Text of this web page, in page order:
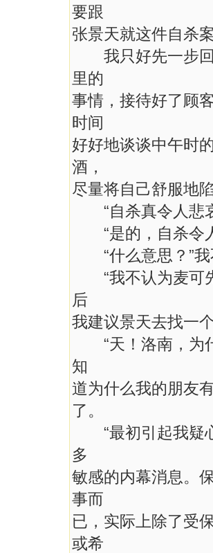
要跟
张景天就这件自杀案
我只好先一步回
里的
事情，接待好了顾
时间
好好地谈谈中午时
酒，
尽量将自己舒服地
“自杀真令人悲哀
“是的，自杀令人
“什么意思？”我
“我不认为麦可先
后
我建议景天去找一
“天！洛南，为什
知
道为什么我的朋友
了。
“最初引起我疑心
多
敏感的内幕消息。
事而
已，实际上除了受
或希